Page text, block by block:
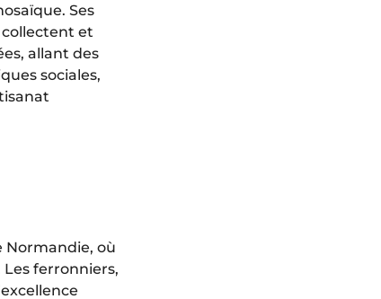
Ses
collectent et
allant des
sociales,
Normandie, où
ferronniers,